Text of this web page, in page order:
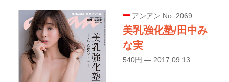
アンアン No. 2069
美乳強化塾/田中み
な実
540円 — 2017.09.13